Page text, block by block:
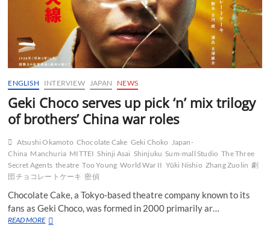
ENGLISH INTERVIEW JAPAN NEWS
Geki Choco serves up pick ‘n’ mix trilogy
of brothers’ China war roles
Atsushi Okamoto Chocolate Cake Geki Choko Japan-
China Manchuria MITTEI Shinji Asai Shinjuku Sum-mall Studio The Three
Secret Agents theatre Too Young World War II Yûki Nishio Zhang Zuolin 劇
団チョコレートケーキ 密偵
Chocolate Cake, a Tokyo-based theatre company known to its
fans as Geki Choco, was formed in 2000 primarily ar…
READ MOREGeki